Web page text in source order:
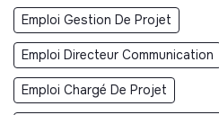
Emploi Gestion De Projet
Emploi Directeur Communication
Emploi Chargé De Projet